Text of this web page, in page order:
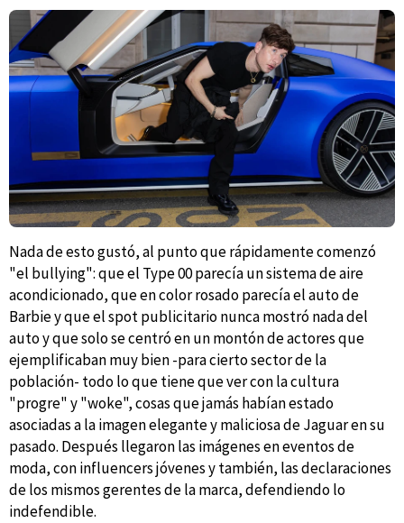
Nada de esto gustó, al punto que rápidamente comenzó
"el bullying": que el Type 00 parecía un sistema de aire
acondicionado, que en color rosado parecía el auto de
Barbie y que el spot publicitario nunca mostró nada del
auto y que solo se centró en un montón de actores que
ejemplificaban muy bien -para cierto sector de la
población- todo lo que tiene que ver con la cultura
"progre" y "woke", cosas que jamás habían estado
asociadas a la imagen elegante y maliciosa de Jaguar en su
pasado. Después llegaron las imágenes en eventos de
moda, con influencers jóvenes y también, las declaraciones
de los mismos gerentes de la marca, defendiendo lo
indefendible.